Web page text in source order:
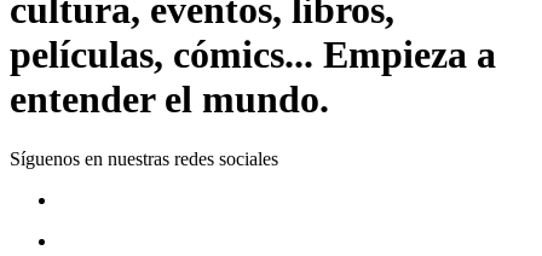
cultura, eventos, libros,
películas, cómics... Empieza a
entender el mundo.
Síguenos en nuestras redes sociales